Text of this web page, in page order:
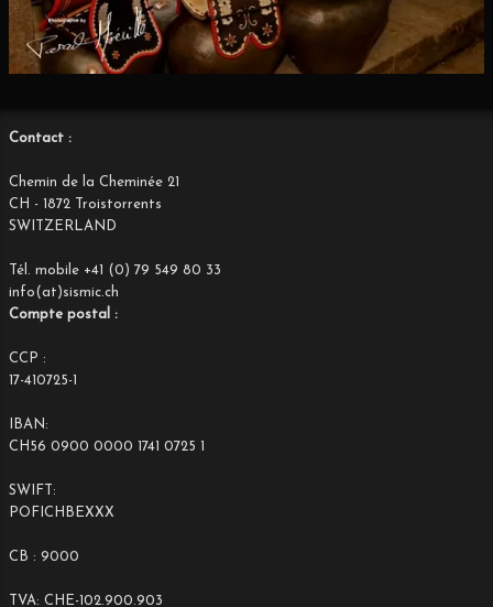
Contact :
Chemin de la Cheminée 21
CH - 1872 Troistorrents
SWITZERLAND
Tél. mobile +41 (0) 79 549 80 33
info(at)sismic.ch
Compte postal :
CCP :
17-410725-1
IBAN:
CH56 0900 0000 1741 0725 1
SWIFT:
POFICHBEXXX
CB : 9000
TVA: CHE-102.900.903